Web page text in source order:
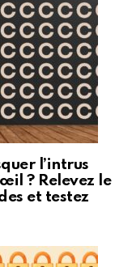
l’intrus
? Relevez le
et testez